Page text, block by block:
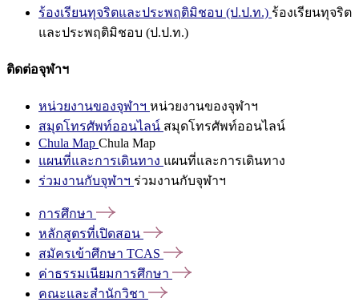
ร้องเรียนทุจริตและประพฤติมิชอบ (ป.ป.ท.) ร้องเรียนทุจริต
และประพฤติมิชอบ (ป.ป.ท.)
ติดต่อจุฬาฯ
หน่วยงานของจุฬาฯ หน่วยงานของจุฬาฯ
สมุดโทรศัพท์ออนไลน์ สมุดโทรศัพท์ออนไลน์
Chula Map Chula Map
แผนที่และการเดินทาง แผนที่และการเดินทาง
ร่วมงานกับจุฬาฯ ร่วมงานกับจุฬาฯ
การศึกษา
หลักสูตรที่เปิดสอน
สมัครเข้าศึกษา TCAS
ค่าธรรมเนียมการศึกษา
คณะและสำนักวิชา